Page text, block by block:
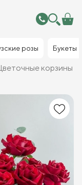
розы Букеты
корзины